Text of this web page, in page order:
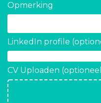
Opmerking
LinkedIn profile
CV Uploaden